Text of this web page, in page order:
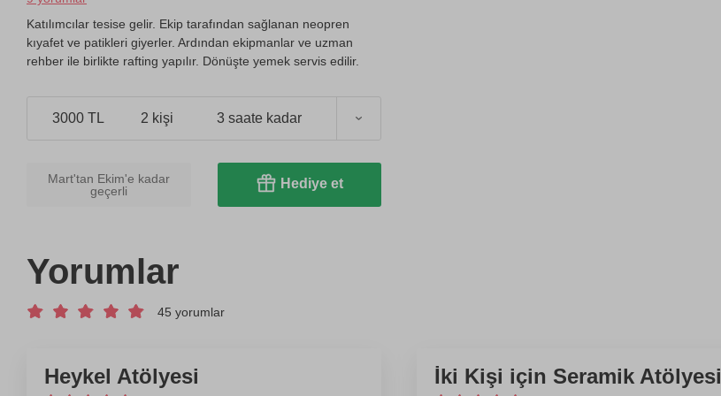
Katılımcılar tesise gelir. Ekip tarafından sağlanan neopren
kıyafet ve patikleri giyerler. Ardından ekipmanlar ve uzman
rehber ile birlikte rafting yapılır. Dönüşte yemek servis edilir.
3000 TL 2 kişi 3 saate kadar
Mart'tan Ekim'e kadar
geçerli
Hediye et
Yorumlar
45 yorumlar
Heykel Atölyesi İki Kişi için Seramik Atölyesi